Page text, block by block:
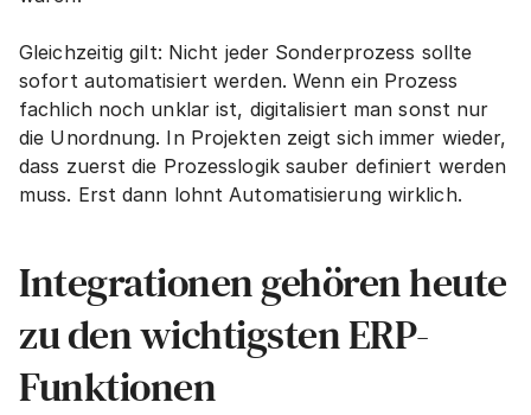
Gleichzeitig gilt: Nicht jeder Sonderprozess sollte
sofort automatisiert werden. Wenn ein Prozess
fachlich noch unklar ist, digitalisiert man sonst nur
die Unordnung. In Projekten zeigt sich immer wieder,
dass zuerst die Prozesslogik sauber definiert werden
muss. Erst dann lohnt Automatisierung wirklich.
Integrationen gehören heute
zu den wichtigsten ERP-
Funktionen